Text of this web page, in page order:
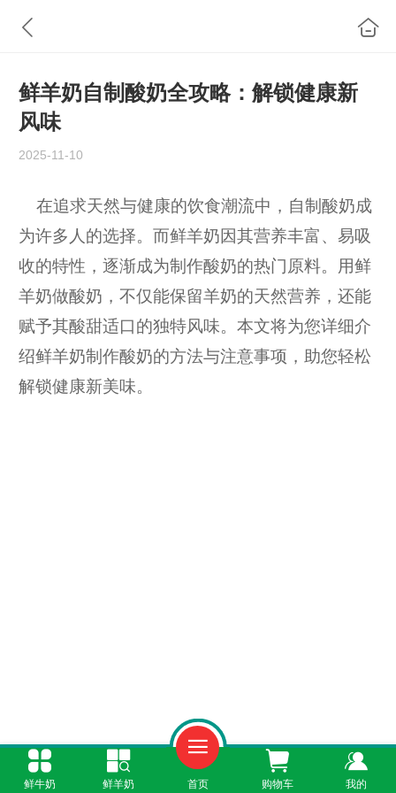
鲜羊奶自制酸奶全攻略：解锁健康新
风味
2025-11-10
在追求天然与健康的饮食潮流中，自制酸奶成
为许多人的选择。而鲜羊奶因其营养丰富、易吸
收的特性，逐渐成为制作酸奶的热门原料。用鲜
羊奶做酸奶，不仅能保留羊奶的天然营养，还能
赋予其酸甜适口的独特风味。本文将为您详细介
绍鲜羊奶制作酸奶的方法与注意事项，助您轻松
解锁健康新美味。
一、鲜羊奶做酸奶的优势
鲜牛奶 鲜羊奶 首页 购物车 我的